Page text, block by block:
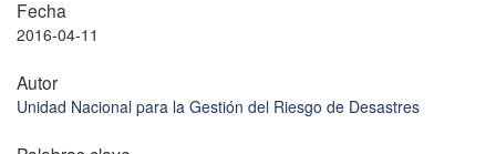
Fecha
2016-04-11
Autor
Unidad Nacional para la Gestión del Riesgo de Desastres